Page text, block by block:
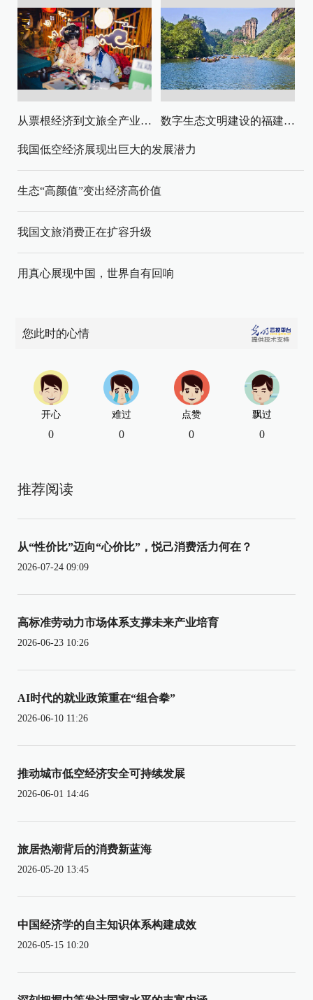
从票根经济到文旅全产业链升级 数字生态文明建设的福建路径与启示
我国低空经济展现出巨大的发展潜力
生态“高颜值”变出经济高价值
我国文旅消费正在扩容升级
用真心展现中国，世界自有回响
您此时的心情
开心
0
难过
0
点赞
0
飘过
0
推荐阅读
从“性价比”迈向“心价比”，悦己消费活力何在？
2026-07-24 09:09
高标准劳动力市场体系支撑未来产业培育
2026-06-23 10:26
AI时代的就业政策重在“组合拳”
2026-06-10 11:26
推动城市低空经济安全可持续发展
2026-06-01 14:46
旅居热潮背后的消费新蓝海
2026-05-20 13:45
中国经济学的自主知识体系构建成效
2026-05-15 10:20